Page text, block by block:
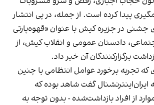
پیدا کرده است. از جمله، در پی انتشار
جشنی در جزیره کیش با عنوان «قهوه‌پارتی
دادستان عمومی و انقلاب کیش، از
برگزارکنندگان آن خبر داد.
که تجربه برخورد عوامل انتظامی با چنین
ایران‌اینترنشنال گفت شاهد بوده که
از افراد بازداشت‌‌شده - بدون توجه به